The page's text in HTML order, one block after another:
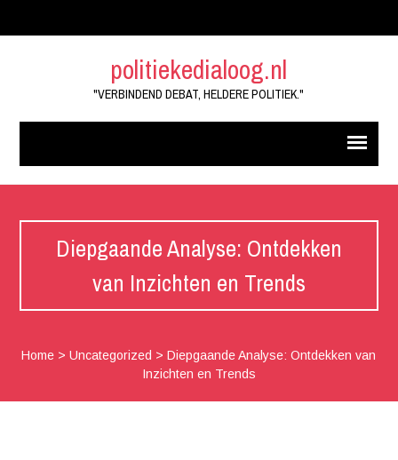
politiekedialoog.nl
"VERBINDEND DEBAT, HELDERE POLITIEK."
Diepgaande Analyse: Ontdekken
van Inzichten en Trends
Home >Uncategorized >Diepgaande Analyse: Ontdekken van
Inzichten en Trends